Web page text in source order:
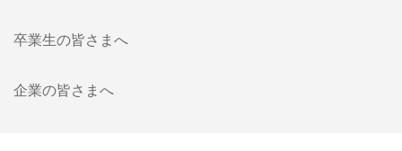
卒業生の皆さまへ
企業の皆さまへ